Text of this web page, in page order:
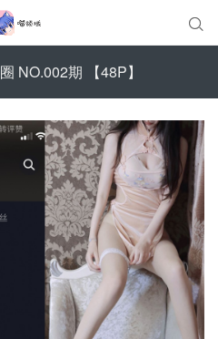

NO.002期 【48P】